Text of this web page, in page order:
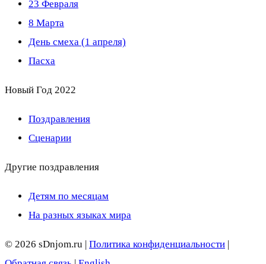
23 Февраля
8 Марта
День смеха (1 апреля)
Пасха
Новый Год 2022
Поздравления
Сценарии
Другие поздравления
Детям по месяцам
На разных языках мира
© 2026 sDnjom.ru | Политика конфиденциальности |